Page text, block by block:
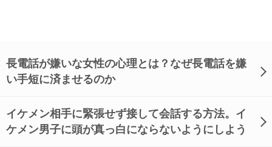
長電話が嫌いな女性の心理とは？なぜ長電話を嫌
い手短に済ませるのか
イケメン相手に緊張せず接して会話する方法。イ
ケメン男子に頭が真っ白にならないようにしよう